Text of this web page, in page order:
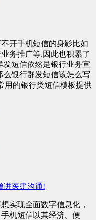
开手机短信的身影比如
务推广等.因此也积累了
发短信依然是银行业务宣
银行群发短信该怎么写
用的银行类短信模板提供
进医患沟通!
实现全面数字信息化，
机短信以其经济、便